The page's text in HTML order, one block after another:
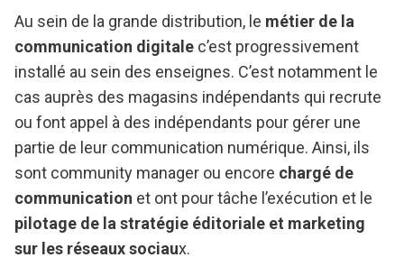
Au sein de la grande distribution, le métier de la
communication digitale c’est progressivement
installé au sein des enseignes. C’est notamment le
cas auprès des magasins indépendants qui recrute
ou font appel à des indépendants pour gérer une
partie de leur communication numérique. Ainsi, ils
sont community manager ou encore chargé de
communication et ont pour tâche l’exécution et le
pilotage de la stratégie éditoriale et marketing
sur les réseaux sociaux.